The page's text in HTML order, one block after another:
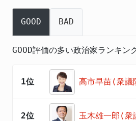
GOOD BAD
GOOD評価の多い政治家ランキン
1位 高市早苗(衆議
2位 玉木雄一郎(衆